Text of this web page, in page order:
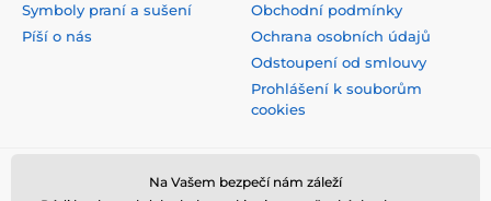
Symboly praní a sušení
Píší o nás
Obchodní podmínky
Ochrana osobních údajů
Odstoupení od smlouvy
Prohlášení k souborům
cookies
Bezpečná platba kartou
Na Vašem bezpečí nám záleží